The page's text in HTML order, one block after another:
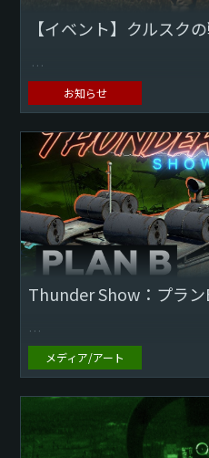
Download Wallpaper:
1943年の7月から8月にかけ、
て、ドイツ...
お知らせ
Thunder Show：プラン
プレイヤーの皆さま！ 新しく
す！カテゴリーを選ぶ必要が
た動画だけをご紹介します。ま
メディア/アート